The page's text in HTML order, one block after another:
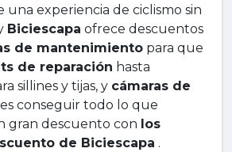
una experiencia de ciclismo sin
Biciescapa ofrece descuentos
de mantenimiento para que
de reparación hasta
sillines y tijas, y cámaras de
conseguir todo lo que
gran descuento con los
de Biciescapa .